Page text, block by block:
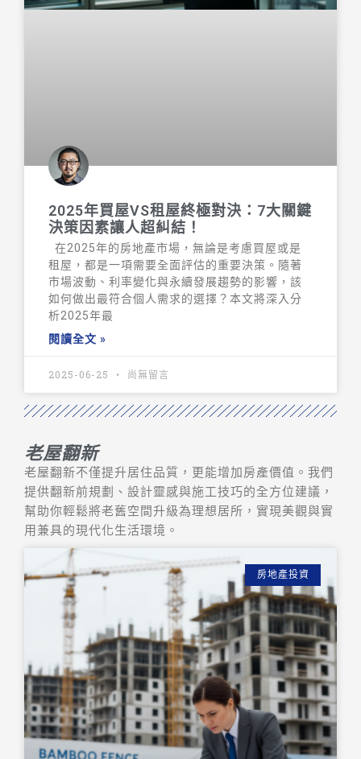
2025年買屋VS租屋終極對決：7大關鍵
決策因素讓人超糾結！
在2025年的房地產市場，無論是考慮買屋或是
租屋，都是一項需要全面評估的重要決策。隨著
市場波動、利率變化與永續發展趨勢的影響，該
如何做出最符合個人需求的選擇？本文將深入分
析2025年最
閱讀全文 »
2025-06-25 尚無留言
老屋翻新
老屋翻新不僅提升居住品質，更能增加房產價值。我們
提供翻新前規劃、設計靈感與施工技巧的全方位建議，
幫助你輕鬆將老舊空間升級為理想居所，實現美觀與實
用兼具的現代化生活環境。
房地產投資